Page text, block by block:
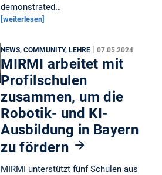
demonstrated…
[weiterlesen]
NEWS, COMMUNITY, LEHRE |07.05.2024
MIRMI arbeitet mit
Profilschulen
zusammen, um die
Robotik- und KI-
Ausbildung in Bayern
zu fördern
MIRMI unterstützt fünf Schulen aus